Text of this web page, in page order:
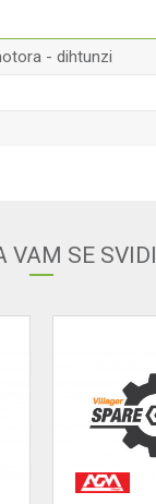
- dihtunzi
VAM SE SVIDI